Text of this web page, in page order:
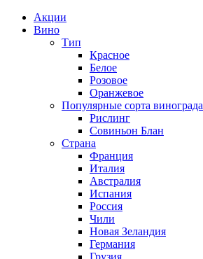
Акции
Вино
Тип
Красное
Белое
Розовое
Оранжевое
Популярные сорта винограда
Рислинг
Совиньон Блан
Страна
Франция
Италия
Австралия
Испания
Россия
Чили
Новая Зеландия
Германия
Грузия